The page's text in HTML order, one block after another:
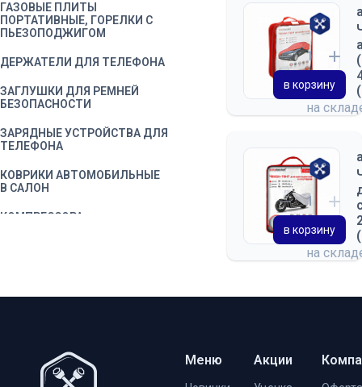
ГАЗОВЫЕ ПЛИТЫ
ПОРТАТИВНЫЕ, ГОРЕЛКИ С
ПЬЕЗОПОДЖИГОМ
ДЕРЖАТЕЛИ ДЛЯ ТЕЛЕФОНА
ЗАГЛУШКИ ДЛЯ РЕМНЕЙ
БЕЗОПАСНОСТИ
ЗАРЯДНЫЕ УСТРОЙСТВА ДЛЯ
ТЕЛЕФОНА
КОВРИКИ АВТОМОБИЛЬНЫЕ
В САЛОН
КОМПРЕССОРА
ПРИКУРИВАТЕЛЯ
на
в корзину
на
в корзину
Меню Акции